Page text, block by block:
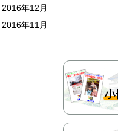
2016年12月
2016年11月